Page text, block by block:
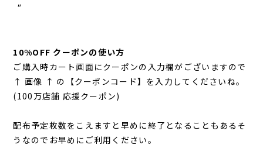
"
10%OFF クーポンの使い方
ご購入時カート画面にクーポンの入力欄がございますので
↑ 画像 ↑ の【クーポンコード】を入力してくださいね。
(100万店舗 応援クーポン)
配布予定枚数をこえますと早めに終了となることもあるそ
うなのでお早めにご利用ください。